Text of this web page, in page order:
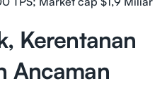
Kerentanan
Ancaman